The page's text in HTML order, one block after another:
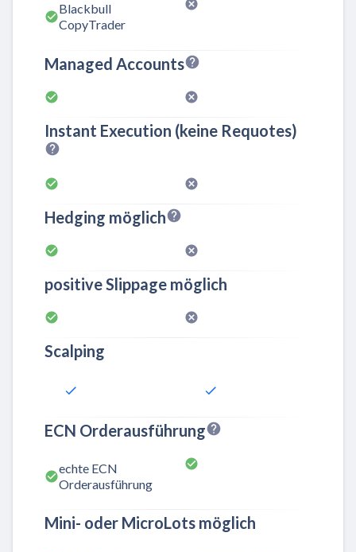
Blackbull
CopyTrader
Managed Accounts
Instant Execution (keine Requotes)
Hedging möglich
positive Slippage möglich
Scalping
ECN Orderausführung
echte ECN
Orderausführung
Mini- oder MicroLots möglich